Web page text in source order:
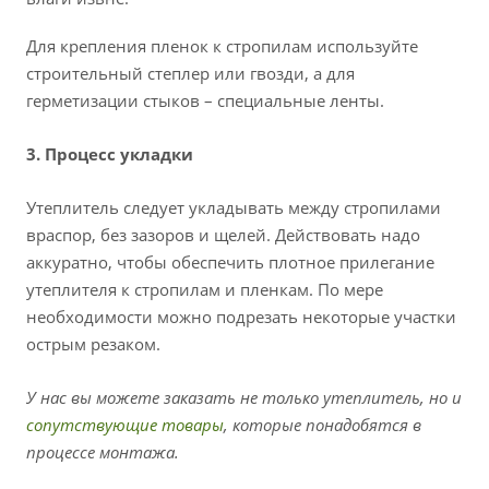
Для крепления пленок к стропилам используйте
строительный степлер или гвозди, а для
герметизации стыков – специальные ленты.
3. Процесс укладки
Утеплитель следует укладывать между стропилами
враспор, без зазоров и щелей. Действовать надо
аккуратно, чтобы обеспечить плотное прилегание
утеплителя к стропилам и пленкам. По мере
необходимости можно подрезать некоторые участки
острым резаком.
У нас вы можете заказать не только утеплитель, но и
сопутствующие товары, которые понадобятся в
процессе монтажа.